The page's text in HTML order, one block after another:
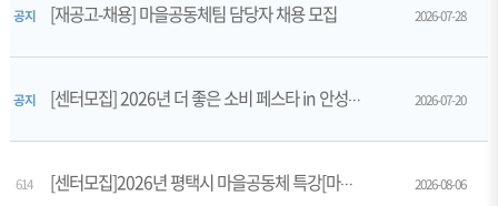
공지 [재공고-채용] 마을공동체팀 담당자 채용 모집 2026-07-28
공지 [센터모집] 2026년 더 좋은 소비 페스타 in 안성_스타필드 단기기획전 참가기업 모집 2026-07-20
614 [센터모집]2026년 평택시 마을공동체 특강[마을활동, 사진에 담다] 2026-08-06